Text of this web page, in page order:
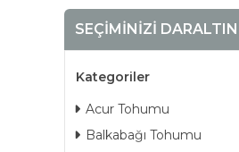
SEÇIMINIZI DARALTIN
Kategoriler
Acur Tohumu
Balkabağı Tohumu